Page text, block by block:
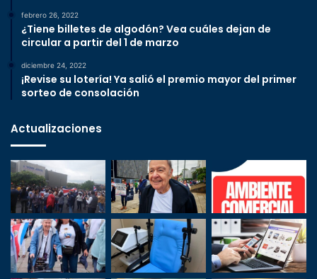
febrero 26, 2022
¿Tiene billetes de algodón? Vea cuáles dejan de
circular a partir del 1 de marzo
diciembre 24, 2022
¡Revise su lotería! Ya salió el premio mayor del primer
sorteo de consolación
Actualizaciones